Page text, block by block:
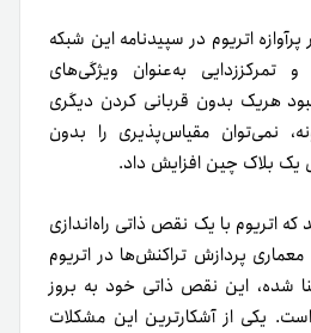
پرآوازه اتریوم در سپیدنامه این شبکه
تمرکززدایی به‌عنوان ویژگی‌های
هریک بدون قربانی کردن دیگری
نمی‌توان مقیاس‌پذیری را بدون
یک بلاک چین افزایش داد.
اتریوم با یک نقص ذاتی راه‌اندازی
پردازش تراکنش‌ها در اتریوم
شده، این نقص ذاتی خود به بروز
یکی از آشکارترین این مشکلات